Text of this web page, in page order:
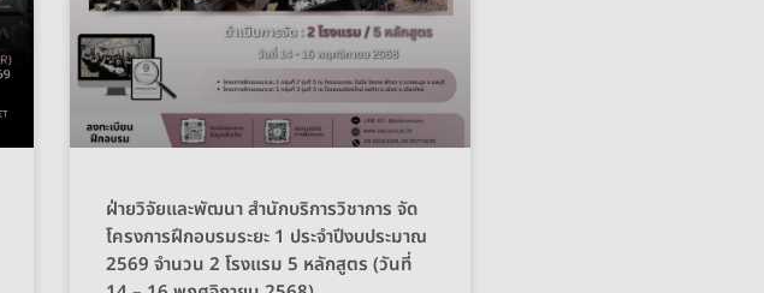
ฝ่ายวิจัยและพัฒนา สำนักบริการวิชาการ จัด
โครงการฝึกอบรมระยะ 1 ประจำปีงบประมาณ
2569 จำนวน 2 โรงแรม 5 หลักสูตร (วันที่